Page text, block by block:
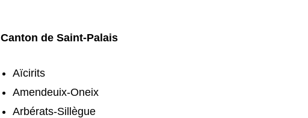
Canton de Saint-Palais
Aïcirits
Amendeuix-Oneix
Arbérats-Sillègue